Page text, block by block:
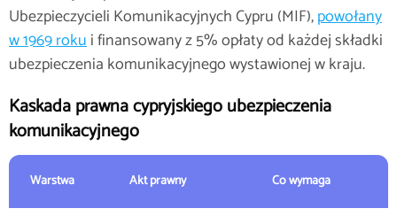
Ubezpieczycieli Komunikacyjnych Cypru (MIF),powołany
w 1969 rokui finansowany z 5% opłaty od każdej składki
ubezpieczenia komunikacyjnego wystawionej w kraju.
Kaskada prawna cypryjskiego ubezpieczenia
komunikacyjnego
Warstwa Akt prawny Co wymaga